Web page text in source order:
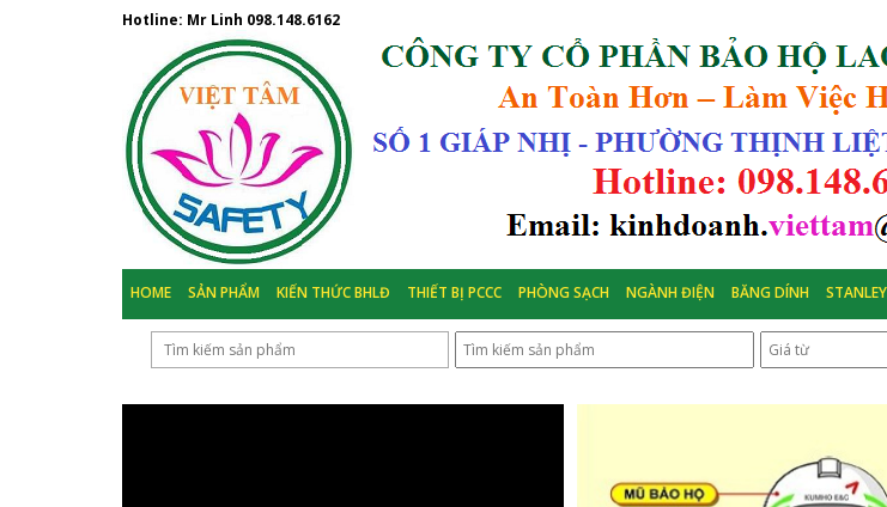
Hotline: Mr Linh 098.148.6162
HOME SẢN PHẨM KIẾN THỨC BHLĐ THIẾT BỊ PCCC PHÒNG SẠCH NGÀNH ĐIỆN BĂNG DÍNH STANLEY